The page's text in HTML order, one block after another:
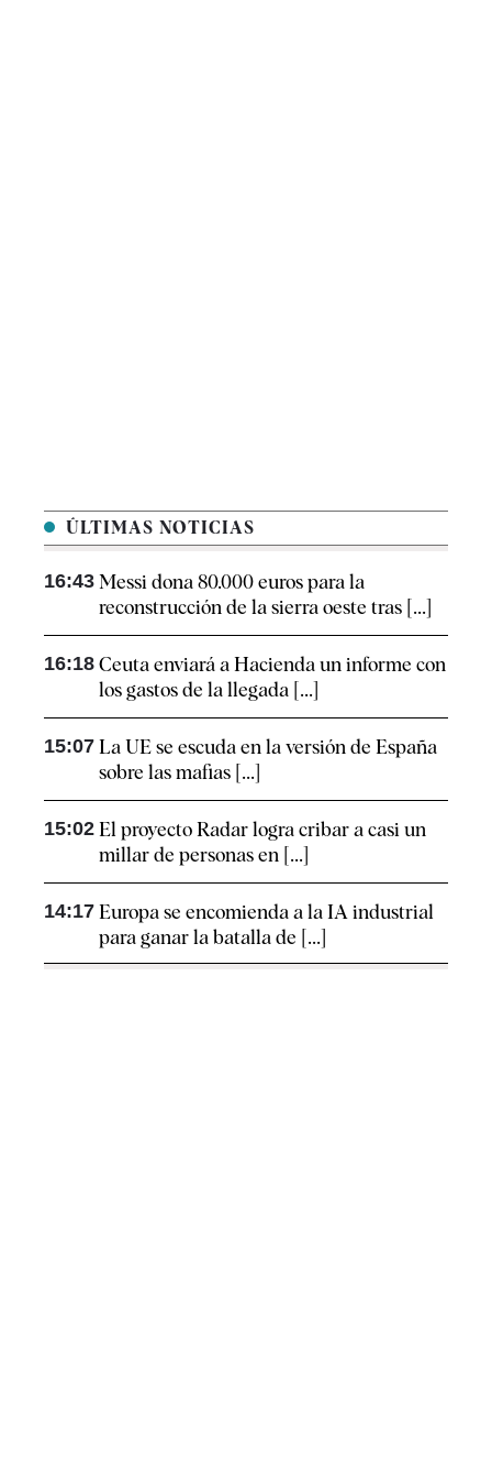
ÚLTIMAS NOTICIAS
16:43 Messi dona 80.000 euros para la
reconstrucción de la sierra oeste tras [...]
16:18 Ceuta enviará a Hacienda un informe con
los gastos de la llegada [...]
15:07 La UE se escuda en la versión de España
sobre las mafias [...]
15:02 El proyecto Radar logra cribar a casi un
millar de personas en [...]
14:17 Europa se encomienda a la IA industrial
para ganar la batalla de [...]